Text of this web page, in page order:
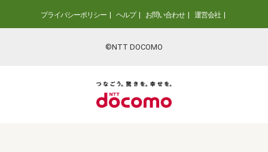
プライバシーポリシー ヘルプ お問い合わせ 運営会社
©NTT DOCOMO